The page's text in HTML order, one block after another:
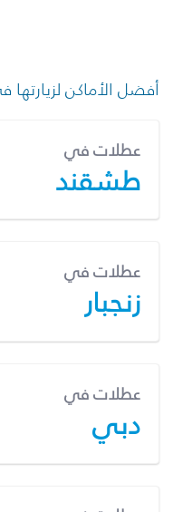
أفضل الأماكن لزيارتها
عطلات في
طشقند
عطلات في
زنجبار
عطلات في
دبي